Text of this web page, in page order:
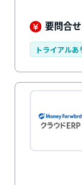
の支払処理
り、煩雑な
つなげるこ
に、人件費
要問合せ
トライアルあ